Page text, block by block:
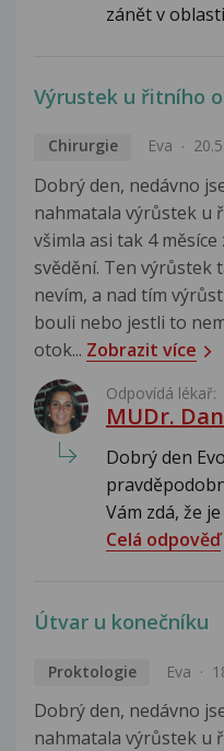
zánět v
Výrustek u řitního
Chirurgie Eva
Dobrý den, nedávno
nahmatala výrůstek u
všimla asi tak 4
svědění. Ten výrůstek
nevím, a nad tím
bouli nebo jestli to
otok... Zobrazit více
Odpovídá lékař:
MUDr.
Dobrý den
Vám zdá, že
Celá odpověď
Útvar u konečníku
Proktologie Eva
Dobrý den, nedávno
nahmatala výrůstek u